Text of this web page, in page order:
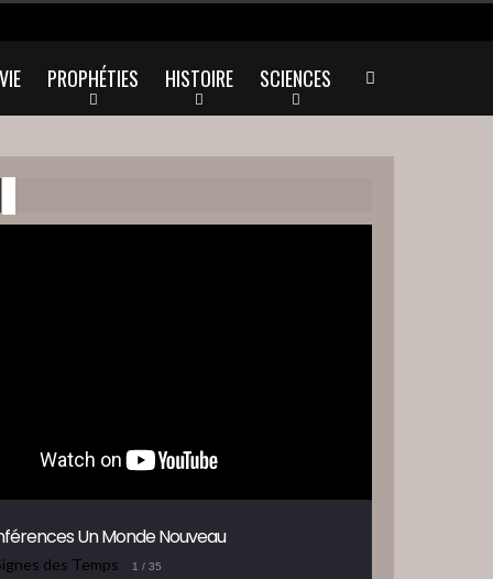
PROPHÉTIES HISTOIRE SCIENCES
Un Monde Nouveau
des Temps 1 / 35